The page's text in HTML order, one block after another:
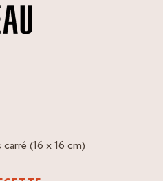
(16 x 16 cm)